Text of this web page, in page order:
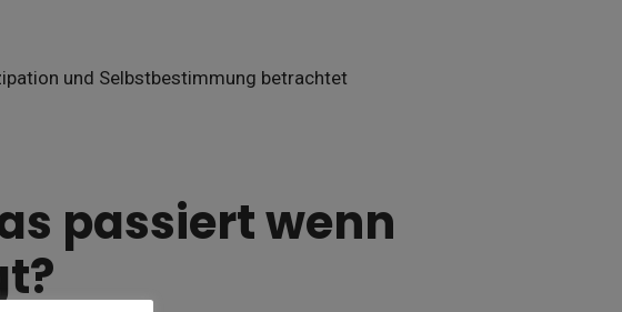
und Selbstbestimmung betrachtet
passiert wenn